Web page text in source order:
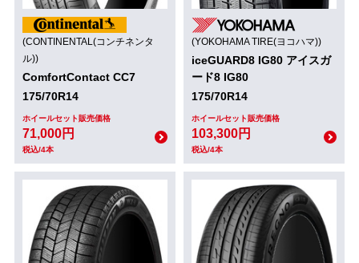
(CONTINENTAL(コンチネンタ
ル))
ComfortContact CC7
175/70R14
ホイールセット販売価格
71,000円
税込/4本
(YOKOHAMA TIRE(ヨコハマ))
iceGUARD8 IG80 アイスガ
ード8 IG80
175/70R14
ホイールセット販売価格
103,300円
税込/4本